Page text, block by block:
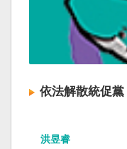
依法解散統促
洪昱睿